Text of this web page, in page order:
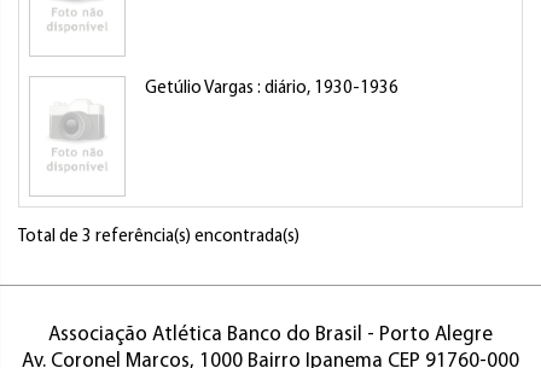
Getúlio Vargas : diário, 1930-1936
Total de 3 referência(s) encontrada(s)
Associação Atlética Banco do Brasil - Porto Alegre
Av. Coronel Marcos, 1000 Bairro Ipanema CEP 91760-000